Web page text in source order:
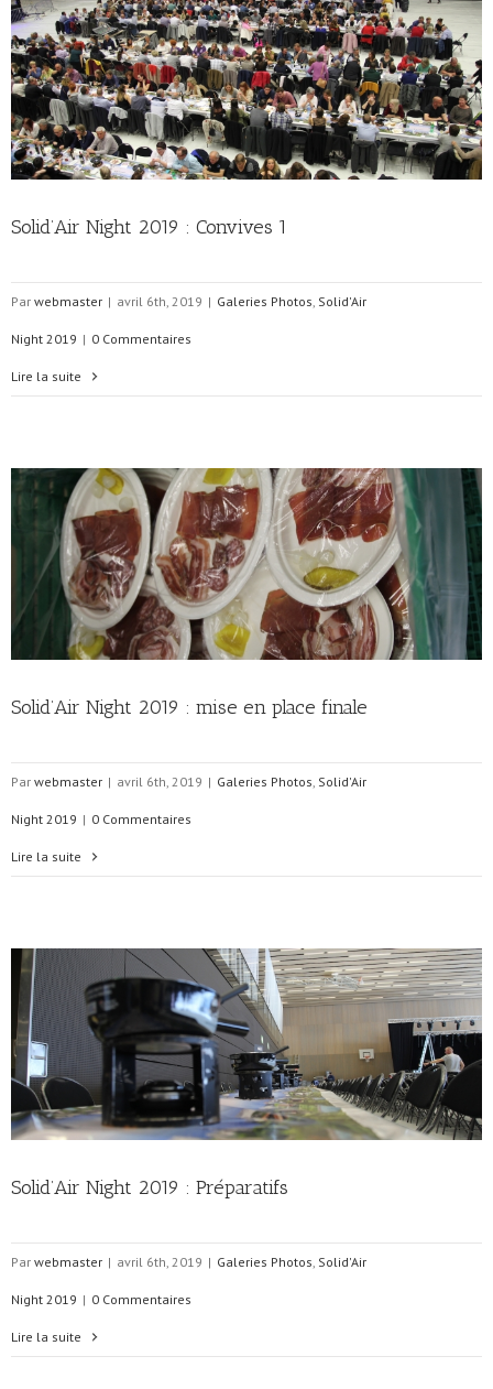
Solid’Air Night 2019 : Convives 1
Par webmaster | avril 6th, 2019 | Galeries Photos, Solid'Air
Night 2019 | 0 Commentaires
Lire la suite
Solid’Air Night 2019 : mise en place finale
Par webmaster | avril 6th, 2019 | Galeries Photos, Solid'Air
Night 2019 | 0 Commentaires
Lire la suite
Solid’Air Night 2019 : Préparatifs
Par webmaster | avril 6th, 2019 | Galeries Photos, Solid'Air
Night 2019 | 0 Commentaires
Lire la suite